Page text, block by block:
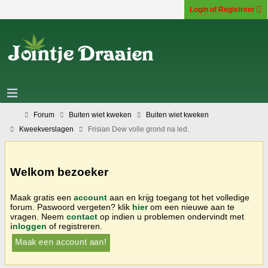
Login of Registreer
Forum Buiten wiet kweken
Buiten wiet kweken
Kweekverslagen
Frisian Dew volle grond na led.
Welkom bezoeker
Maak gratis een account aan en krijg toegang tot het volledige
forum. Paswoord vergeten? klik hierom een nieuwe aan te
vragen. Neem contact op indien u problemen ondervindt met
inloggen of registreren.
Maak een account aan!